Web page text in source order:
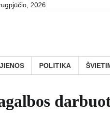
2026
POLITIKA